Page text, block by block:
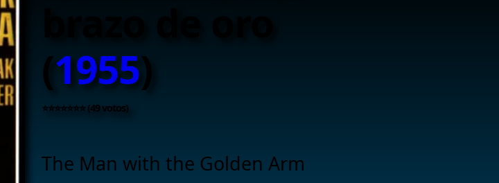
(1955)
⭐⭐⭐⭐⭐⭐⭐ (49 votos)
The Man with the Golden Arm